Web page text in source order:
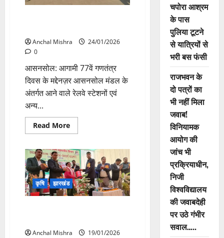
Anchal Mishra
24/01/2026
0
आसनसोल: आगामी 77वें गणतंत्र
दिवस के मद्देनज़र आसनसोल मंडल के
अंतर्गत आने वाले रेलवे स्टेशनों एवं
अन्य...
Read MoreRead
more
मंडल
के
रेलवे
परिसरों
एवं
स्टेशनों
पर
कृषि झारखंड
Anchal Mishra
19/01/2026
चपोरा आश्रम
के पास
पुलिया टूटने
से यात्रियों से
भरी बस फंसी
राजभवन के
दो पत्रों का
भी नहीं मिला
जवाब!
विनियामक
आयोग की
जांच भी
प्रक्रियाधीन,
निजी
विश्वविद्यालय
की जवाबदेही
पर उठे गंभीर
सवाल…..